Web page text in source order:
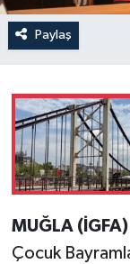
Paylaş
MUĞLA
Çocuk